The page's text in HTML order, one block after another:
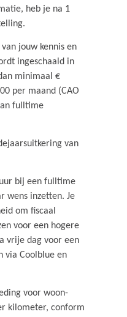
heb je na 1
jouw kennis en
ingeschaald in
minimaal €
per maand (CAO
fulltime
van
bij een fulltime
wens inzetten. Je
om fiscaal
voor een hogere
vrije dag voor een
via Coolblue en
voor woon-
kilometer, conform